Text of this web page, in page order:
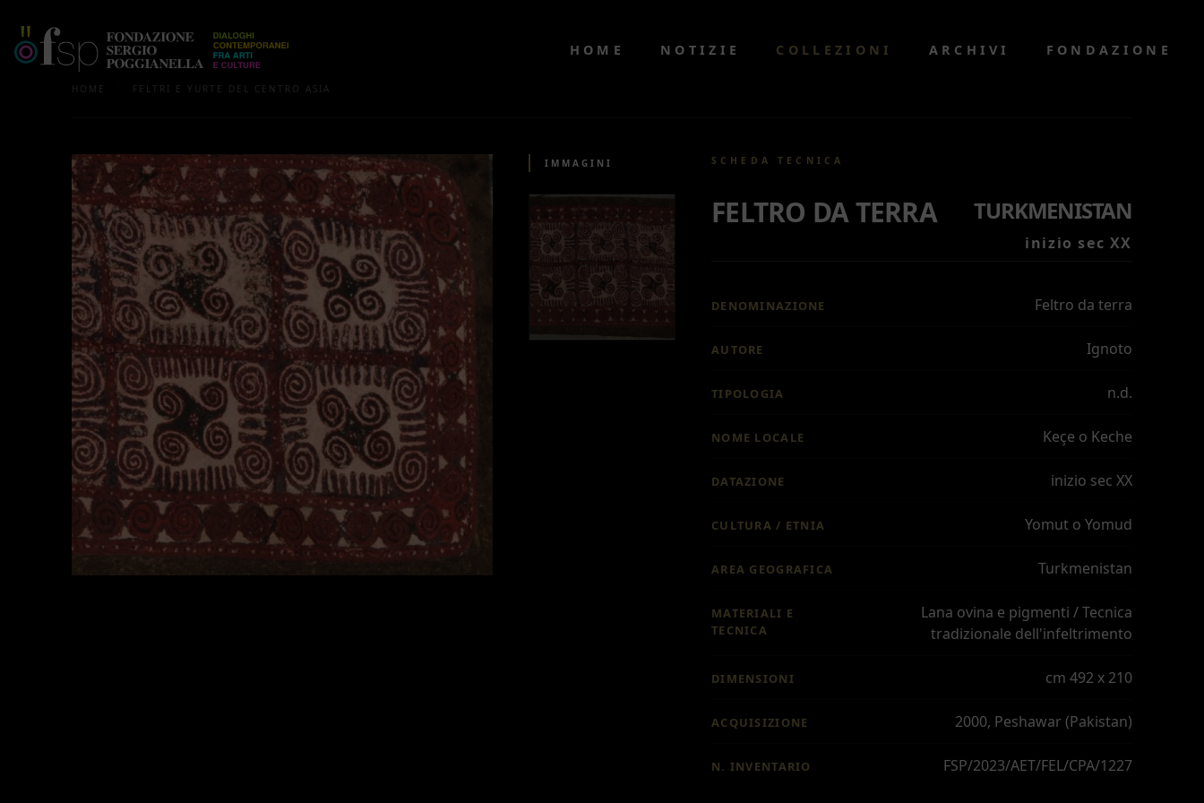
HOME NOTIZIE COLLEZIONI ARCHIVI FONDAZIONE
HOME FELTRI E YURTE DEL CENTRO ASIA
IMMAGINI SCHEDA TECNICA
FELTRO DA TERRA TURKMENISTAN
inizio sec XX
DENOMINAZIONE Feltro da terra
AUTORE Ignoto
TIPOLOGIA n.d.
NOME LOCALE Keçe o Keche
DATAZIONE inizio sec XX
CULTURA / ETNIA Yomut o Yomud
AREA GEOGRAFICA Turkmenistan
MATERIALI E
TECNICA
Lana ovina e pigmenti / Tecnica
tradizionale dell'infeltrimento
DIMENSIONI cm 492 x 210
ACQUISIZIONE 2000, Peshawar (Pakistan)
N. INVENTARIO FSP/2023/AET/FEL/CPA/1227